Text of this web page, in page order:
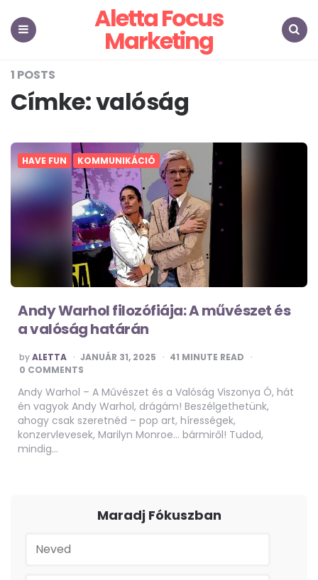
Aletta Focus
Marketing
1 POSTS
Címke:valóság
HAVE FUN KOMMUNIKÁCIÓ
Andy Warhol filozófiája: A művészet és
a valóság határán
POSTED
BY
byALETTA JANUÁR 31, 2025 41 MINUTE READ
0 COMMENTS
Andy Warhol – A Művészet és a Valóság Viszonya Ó, hát
én vagyok Andy Warhol, drágám! Beszélgethetünk,
ahogy csak szeretnéd – pop art, hírességek,
konzervlevesek, Marilyn Monroe… bármiről! Tudod,
mindig…
Maradj Fókuszban